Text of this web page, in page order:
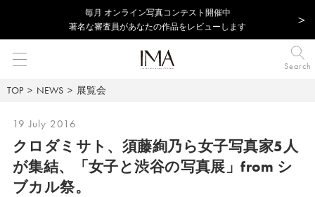
毎⽉ オンライン写真コンテスト開催中
著名な審査員があなたの作品をレビューします
Search
TOP NEWS 展覧会
19 July 2016
クロダミサト、須藤絢乃ら女子写真家5人
が集結、
「女子と渋谷の写真展」from シ
ブカル祭。